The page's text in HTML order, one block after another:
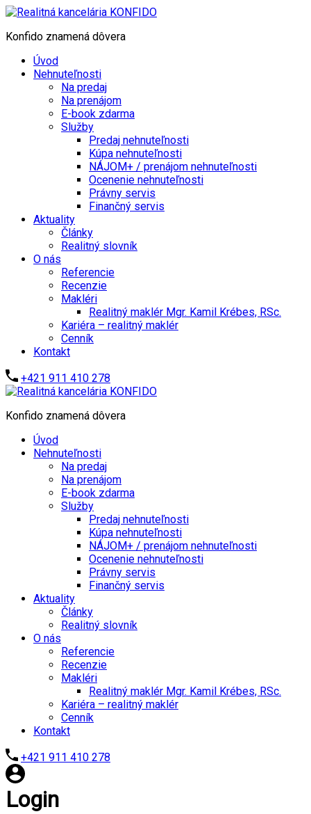
Konfido znamená dôvera
Úvod
Nehnuteľnosti
Na predaj
Na prenájom
E-book zdarma
Služby
Predaj nehnuteľnosti
Kúpa nehnuteľnosti
NÁJOM+ / prenájom nehnuteľnosti
Ocenenie nehnuteľnosti
Právny servis
Finančný servis
Aktuality
Články
Realitný slovník
O nás
Referencie
Recenzie
Makléri
Realitný maklér Mgr. Kamil Krébes, RSc.
Kariéra – realitný maklér
Cenník
Kontakt
+421 911 410 278
Konfido znamená dôvera
Úvod
Nehnuteľnosti
Na predaj
Na prenájom
E-book zdarma
Služby
Predaj nehnuteľnosti
Kúpa nehnuteľnosti
NÁJOM+ / prenájom nehnuteľnosti
Ocenenie nehnuteľnosti
Právny servis
Finančný servis
Aktuality
Články
Realitný slovník
O nás
Referencie
Recenzie
Makléri
Realitný maklér Mgr. Kamil Krébes, RSc.
Kariéra – realitný maklér
Cenník
Kontakt
+421 911 410 278
Login